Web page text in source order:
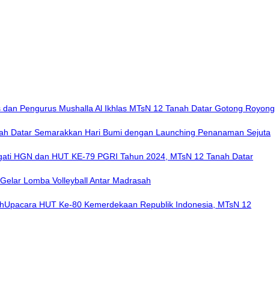
dan Pengurus Mushalla Al Ikhlas MTsN 12 Tanah Datar Gotong Royong
Datar Semarakkan Hari Bumi dengan Launching Penanaman Sejuta
HGN dan HUT KE-79 PGRI Tahun 2024, MTsN 12 Tanah Datar
Lomba Volleyball Antar Madrasah
Upacara HUT Ke-80 Kemerdekaan Republik Indonesia, MTsN 12